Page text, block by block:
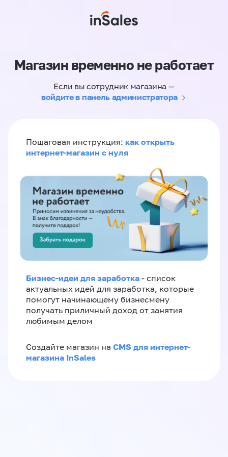
Магазин временно не работает
Если вы сотрудник магазина —
войдите в панель администратора
Пошаговая инструкция: как открыть
интернет-магазин с нуля
Бизнес-идеи для заработка - список
актуальных идей для заработка, которые
помогут начинающему бизнесмену
получать приличный доход от занятия
любимым делом
Создайте магазин на CMS для интернет-
магазина InSales